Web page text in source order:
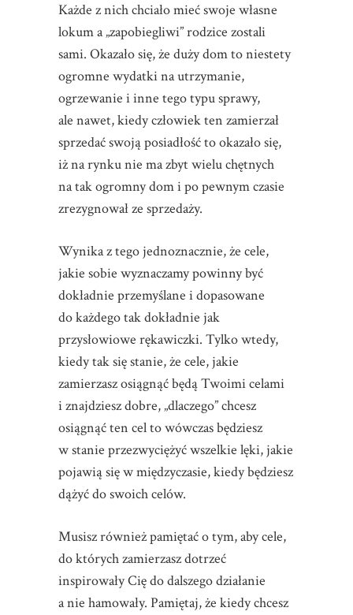
Każde z nich chciało mieć swoje własne
lokum a „zapobiegliwi” rodzice zostali
sami. Okazało się, że duży dom to niestety
ogromne wydatki na utrzymanie,
ogrzewanie i inne tego typu sprawy,
ale nawet, kiedy człowiek ten zamierzał
sprzedać swoją posiadłość to okazało się,
iż na rynku nie ma zbyt wielu chętnych
na tak ogromny dom i po pewnym czasie
zrezygnował ze sprzedaży.
Wynika z tego jednoznacznie, że cele,
jakie sobie wyznaczamy powinny być
dokładnie przemyślane i dopasowane
do każdego tak dokładnie jak
przysłowiowe rękawiczki. Tylko wtedy,
kiedy tak się stanie, że cele, jakie
zamierzasz osiągnąć będą Twoimi celami
i znajdziesz dobre, „dlaczego” chcesz
osiągnąć ten cel to wówczas będziesz
w stanie przezwyciężyć wszelkie lęki, jakie
pojawią się w międzyczasie, kiedy będziesz
dążyć do swoich celów.
Musisz również pamiętać o tym, aby cele,
do których zamierzasz dotrzeć
inspirowały Cię do dalszego działanie
a nie hamowały. Pamiętaj, że kiedy chcesz